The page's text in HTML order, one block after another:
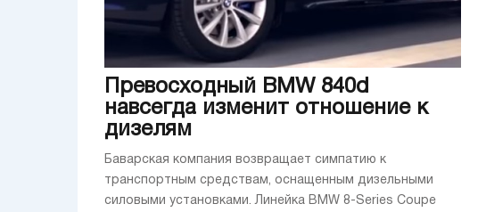
Превосходный BMW 840d
навсегда изменит отношение к
дизелям
Баварская компания возвращает симпатию к
транспортным средствам, оснащенным дизельными
силовыми установками. Линейка BMW 8-Series Coupe